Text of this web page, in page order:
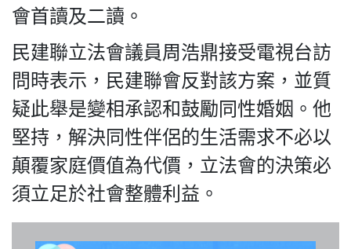
活動
關於我們
我們的立場
會首讀及二讀。
民建聯立法會議員周浩鼎接受電視台訪
問時表示，民建聯會反對該方案，並質
疑此舉是變相承認和鼓勵同性婚姻。​他
堅持，解決同性伴侶的生活需求不必以
顛覆家庭價值為代價，立法會的決策必
須立足於社會整體利益。